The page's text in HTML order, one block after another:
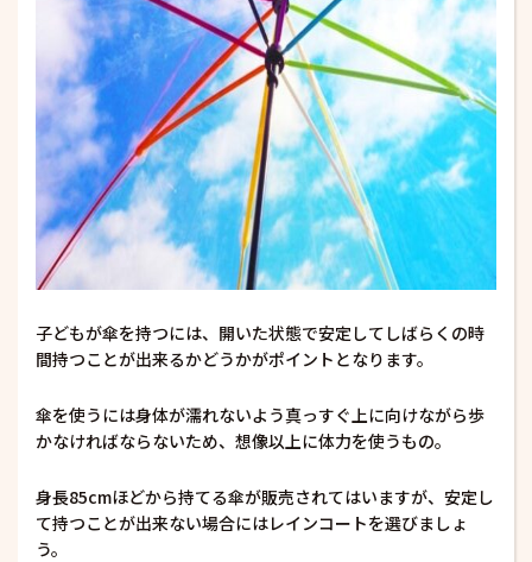
子どもが傘を持つには、開いた状態で安定してしばらくの時
間持つことが出来るかどうかがポイントとなります。
傘を使うには身体が濡れないよう真っすぐ上に向けながら歩
かなければならないため、想像以上に体力を使うもの。
身長85cmほどから持てる傘が販売されてはいますが、安定し
て持つことが出来ない場合にはレインコートを選びましょ
う。